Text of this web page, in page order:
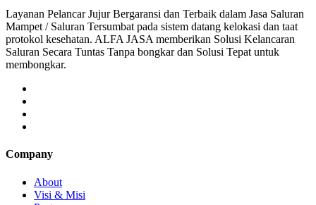
Layanan Pelancar Jujur Bergaransi dan Terbaik dalam Jasa Saluran
Mampet / Saluran Tersumbat pada sistem datang kelokasi dan taat
protokol kesehatan. ALFA JASA memberikan Solusi Kelancaran
Saluran Secara Tuntas Tanpa bongkar dan Solusi Tepat untuk
membongkar.
Company
About
Visi & Misi